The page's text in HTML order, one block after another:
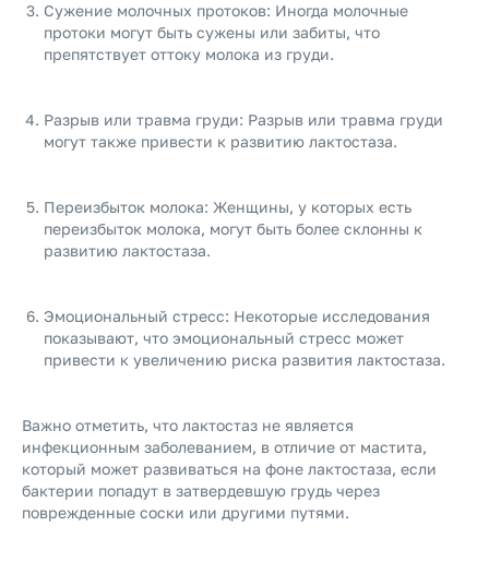
Сужение молочных протоков: Иногда молочные
протоки могут быть сужены или забиты, что
препятствует оттоку молока из груди.
Разрыв или травма груди: Разрыв или травма груди
могут также привести к развитию лактостаза.
Переизбыток молока: Женщины, у которых есть
переизбыток молока, могут быть более склонны к
развитию лактостаза.
Эмоциональный стресс: Некоторые исследования
показывают, что эмоциональный стресс может
привести к увеличению риска развития лактостаза.
Важно отметить, что лактостаз не является
инфекционным заболеванием, в отличие от мастита,
который может развиваться на фоне лактостаза, если
бактерии попадут в затвердевшую грудь через
поврежденные соски или другими путями.